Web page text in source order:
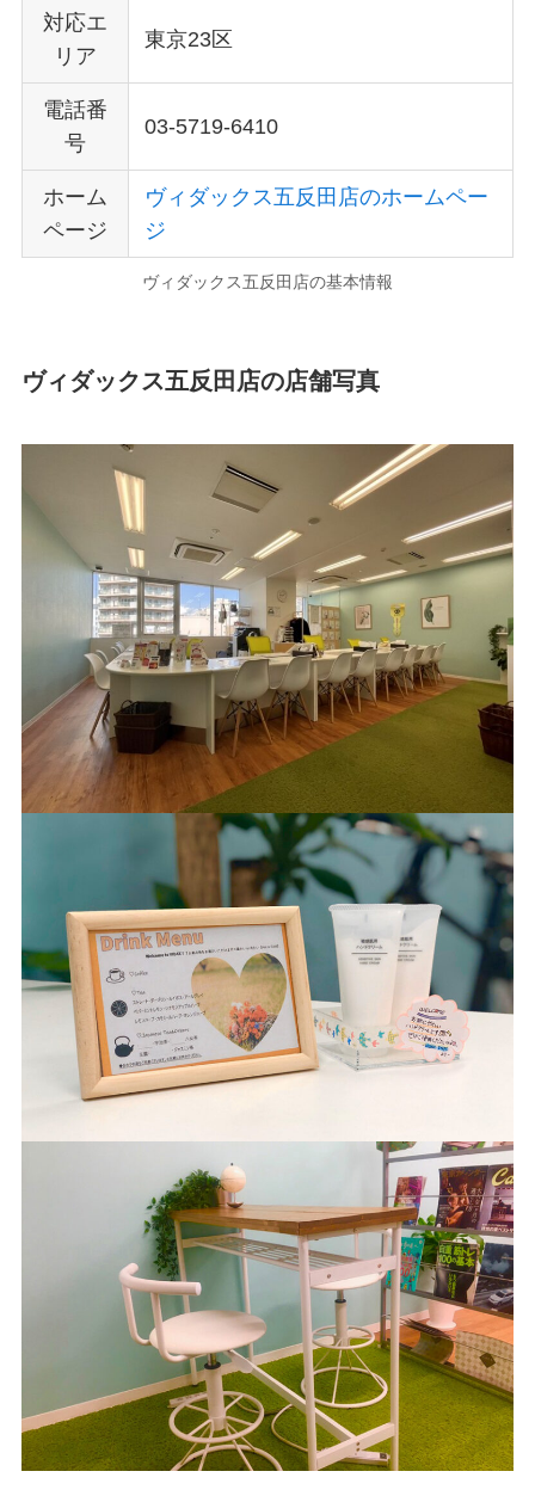
対応エ
リア
東京23区
電話番
号
03-5719-6410
ホーム
ページ
ヴィダックス五反田店のホームペー
ジ
ヴィダックス五反田店の基本情報
ヴィダックス五反田店の店舗写真